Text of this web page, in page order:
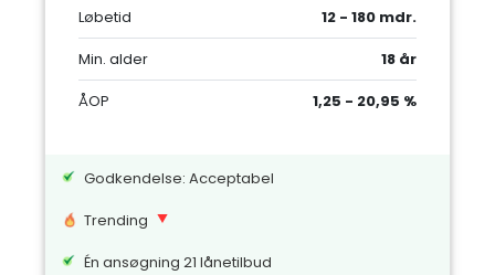
Løbetid
12 - 180 mdr.
Min. alder
18 år
ÅOP
1,25 - 20,95 %
Godkendelse: Acceptabel
Trending
Én ansøgning 21 lånetilbud